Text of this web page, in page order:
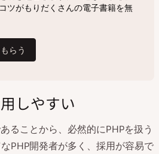
しやすい
ることから、必然的にPHPを扱う
PHP開発者が多く、採用が容易で